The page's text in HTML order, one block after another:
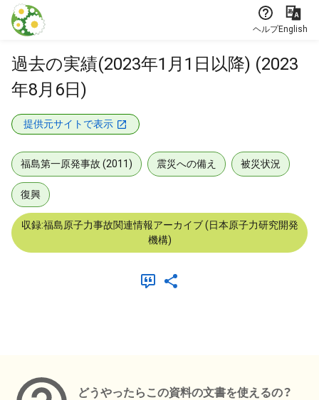
本文に飛ぶ
ヘルプEnglish
過去の実績(2023年1月1日以降) (2023
年8月6日)
提供元サイトで表示
福島第一原発事故 (2011) 震災への備え 被災状況
復興
収録:福島原子力事故関連情報アーカイブ (日本原子力研究開発
機構)
どうやったらこの資料の文書を使えるの？